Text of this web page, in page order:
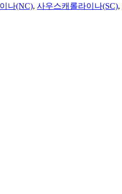
나(NC), 사우스캐롤라이나(SC),